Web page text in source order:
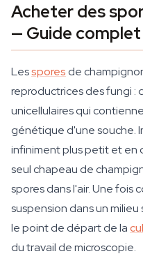
Acheter des
— Guide complet
Lesspores de
reproductrices des fungi :
unicellulaires qui
génétique d'une souche.
infiniment plus petit et en
seul chapeau de
spores dans l'air. Une fois
suspension dans un
le point de départ de la
du travail de microscopie.